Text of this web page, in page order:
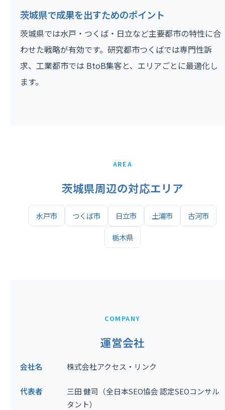
茨城県で成果を出すためのポイント
茨城県では水戸・つくば・日立など主要都市の特性に合
わせた戦略が有効です。研究都市つくばでは専門性訴
求、工業都市では BtoB集客と、エリアごとに最適化し
ます。
AREA
茨城県周辺の対応エリア
水戸市 つくば市 日立市 土浦市 古河市
栃木県
COMPANY
運営会社
会社名 株式会社アクセス・リンク
代表者
三田 健司（全日本SEO協会 認定SEOコンサル
タント）